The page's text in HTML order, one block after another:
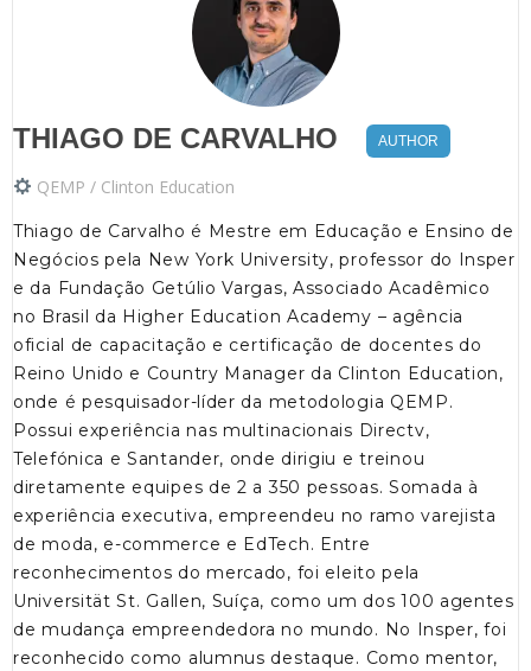
THIAGO DE CARVALHO AUTHOR
QEMP / Clinton Education
Thiago de Carvalho é Mestre em Educação e Ensino de
Negócios pela New York University, professor do Insper
e da Fundação Getúlio Vargas, Associado Acadêmico
no Brasil da Higher Education Academy – agência
oficial de capacitação e certificação de docentes do
Reino Unido e Country Manager da Clinton Education,
onde é pesquisador-líder da metodologia QEMP.
Possui experiência nas multinacionais Directv,
Telefónica e Santander, onde dirigiu e treinou
diretamente equipes de 2 a 350 pessoas. Somada à
experiência executiva, empreendeu no ramo varejista
de moda, e-commerce e EdTech. Entre
reconhecimentos do mercado, foi eleito pela
Universität St. Gallen, Suíça, como um dos 100 agentes
de mudança empreendedora no mundo. No Insper, foi
reconhecido como alumnus destaque. Como mentor,